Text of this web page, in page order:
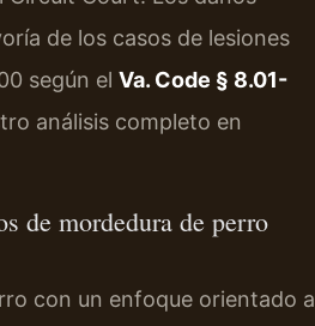
de los casos de lesiones
según el Va. Code § 8.01-
análisis completo en
de mordedura de perro
con un enfoque orientado a